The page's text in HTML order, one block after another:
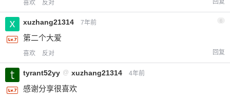
喜欢 反对 回复
xuzhang21314 7年前 6
第二个大爱
喜欢 反对 回复
tyrant52yy @ xuzhang21314 4年前
感谢分享很喜欢